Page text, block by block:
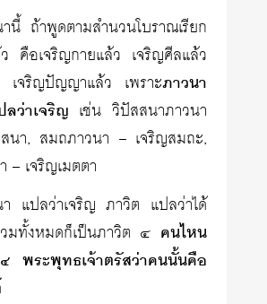
นี้ ถ้าพูดตามสำนวนโบราณเรียก
คือเจริญกายแล้ว เจริญศีลแล้ว
เจริญปัญญาแล้ว เพราะภาวนา
ว่าเจริญ เช่น วิปัสสนาภาวนา
นา, สมถภาวนา – เจริญสมถะ,
– เจริญเมตตา
แปลว่าเจริญ ภาวิต แปลว่าได้
มทั้งหมดก็เป็นภาวิต ๔ คนไหน
พระพุทธเจ้าตรัสว่าคนนั้นคือ